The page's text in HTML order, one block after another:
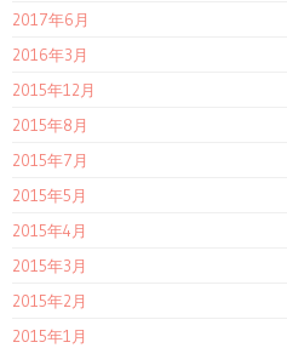
2017年6月
2016年3月
2015年12月
2015年8月
2015年7月
2015年5月
2015年4月
2015年3月
2015年2月
2015年1月